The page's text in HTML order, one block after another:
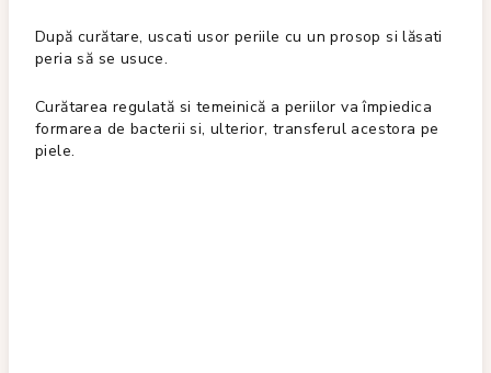
După curătare, uscati usor periile cu un prosop si lăsati
peria să se usuce.
Curătarea regulată si temeinică a periilor va împiedica
formarea de bacterii si, ulterior, transferul acestora pe
piele.